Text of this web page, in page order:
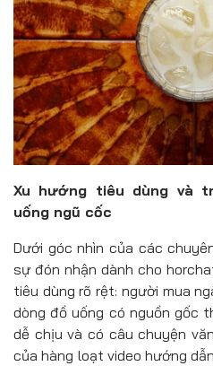
Xu hướng tiêu dùng và
uống ngũ cốc
Dưới góc nhìn của các
sự đón nhận dành cho
tiêu dùng rõ rệt: người mua
dòng đồ uống có nguồn gốc
dễ chịu và có câu chuyện
của hàng loạt video hướng